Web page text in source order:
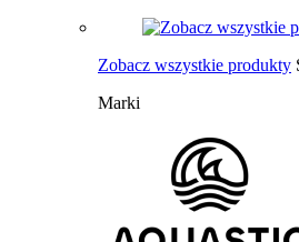
Zobacz wszystkie produkty
Marki